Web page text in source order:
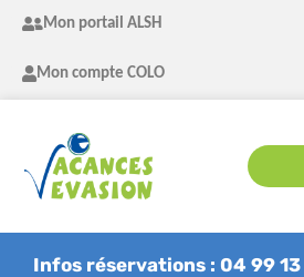
Mon portail ALSH
Mon compte COLO
Infos réservations : 04 99 13